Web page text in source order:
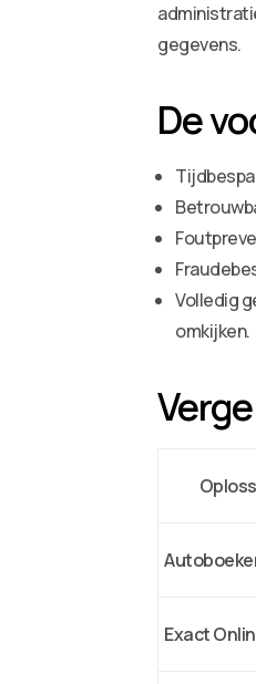
gegevens.
De
Volledig
omkijken.
Exact